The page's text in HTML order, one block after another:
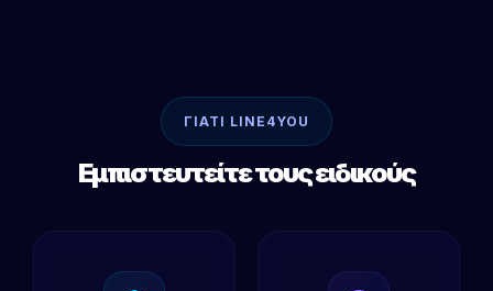
ΓΙΑΤΙ LINE4YOU
Εμπιστευτείτε τους ειδικούς